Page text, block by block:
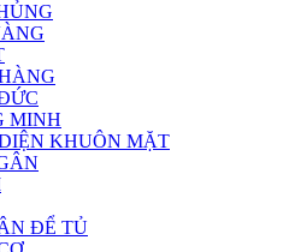
MINH
KHUÔN MẶT
ĐỂ TỦ